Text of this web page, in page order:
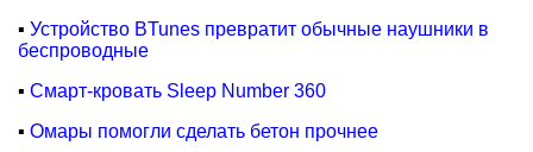
▪ Устройство BTunes превратит обычные наушники в
беспроводные
▪ Смарт-кровать Sleep Number 360
▪ Омары помогли сделать бетон прочнее